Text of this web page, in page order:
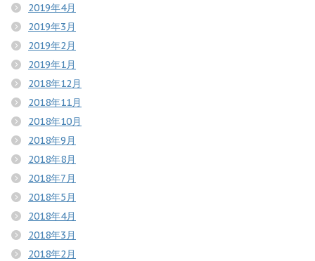
2019年4月
2019年3月
2019年2月
2019年1月
2018年12月
2018年11月
2018年10月
2018年9月
2018年8月
2018年7月
2018年5月
2018年4月
2018年3月
2018年2月